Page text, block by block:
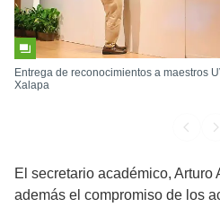
Entrega de reconocimientos a maestros
Xalapa
El secretario académico, Arturo
además el compromiso de los